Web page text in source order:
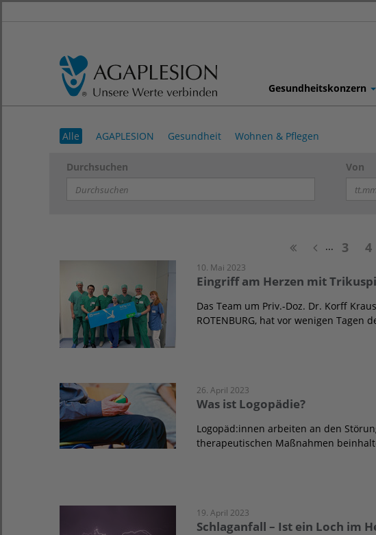
Gesundheitskonzern
Alle AGAPLESION Gesundheit Wohnen & Pflegen
Durchsuchen Von
... 3 4
10. Mai 2023
Eingriff am Herzen mit
Das Team um Priv.-Doz. Dr. Korff
ROTENBURG, hat vor wenigen Tagen
26. April 2023
Was ist Logopädie?
Logopäd:innen arbeiten an den
therapeutischen Maßnahmen
19. April 2023
Schlaganfall – Ist ein Loch im